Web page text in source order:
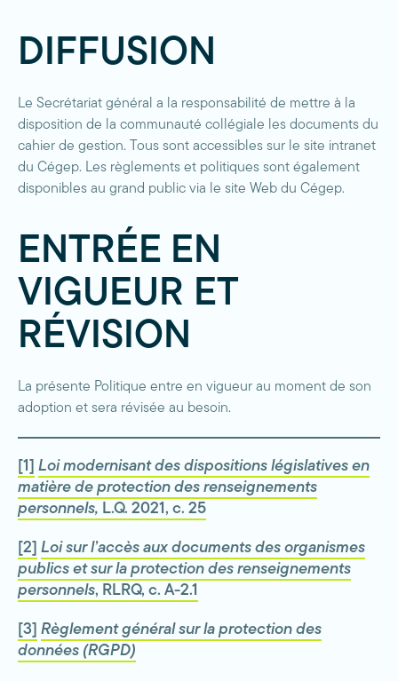
DIFFUSION
Le Secrétariat général a la responsabilité de mettre à la
disposition de la communauté collégiale les documents du
cahier de gestion. Tous sont accessibles sur le site intranet
du Cégep. Les règlements et politiques sont également
disponibles au grand public via le site Web du Cégep.
ENTRÉE EN
VIGUEUR ET
RÉVISION
La présente Politique entre en vigueur au moment de son
adoption et sera révisée au besoin.
[1] Loi modernisant des dispositions législatives en
matière de protection des renseignements
personnels, L.Q. 2021, c. 25
[2] Loi sur l’accès aux documents des organismes
publics et sur la protection des renseignements
personnels, RLRQ, c. A-2.1
[3] Règlement général sur la protection des
données (RGPD)